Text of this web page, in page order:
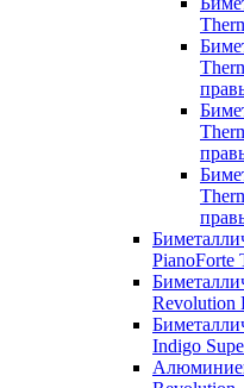
PianoForte
Revolution
Indigo